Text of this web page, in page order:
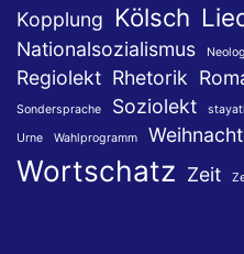
Kopplung Kölsch
Nationalsozialismus
Regiolekt Rhetorik
Sondersprache
Soziolekt
Urne
Wahlprogramm
Wortschatz Zeit